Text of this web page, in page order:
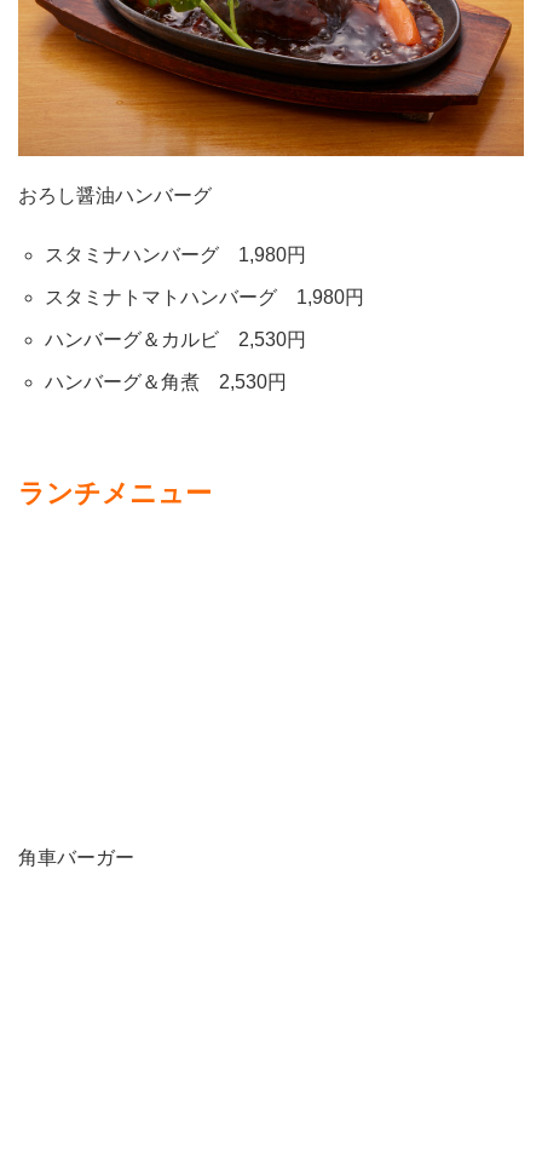
おろし醤油ハンバーグ
スタミナハンバーグ 1,980円
スタミナトマトハンバーグ 1,980円
ハンバーグ＆カルビ 2,530円
ハンバーグ＆角煮 2,530円
ランチメニュー
角車バーガー